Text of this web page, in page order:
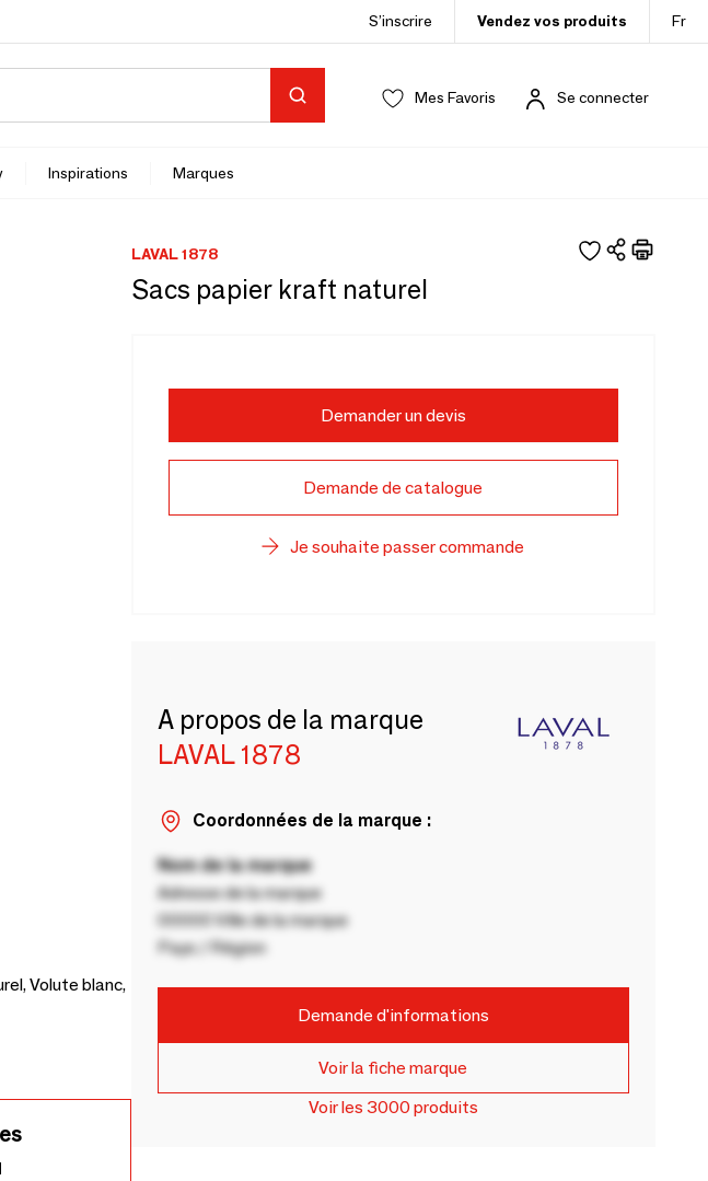
S’inscrire Vendez vos produits Fr
Mes Favoris Se connecter
Inspirations Marques
Volute blanc,
LAVAL 1878
Sacs papier kraft naturel
Demander un devis
Demande de catalogue
Je souhaite passer commande
A propos de la marque
LAVAL 1878
Coordonnées de la marque :
Nom de la marque
Adresse de la marque
00000 Ville de la marque
Pays / Région
Demande d'informations
Voir la fiche marque
Voir les 3000 produits